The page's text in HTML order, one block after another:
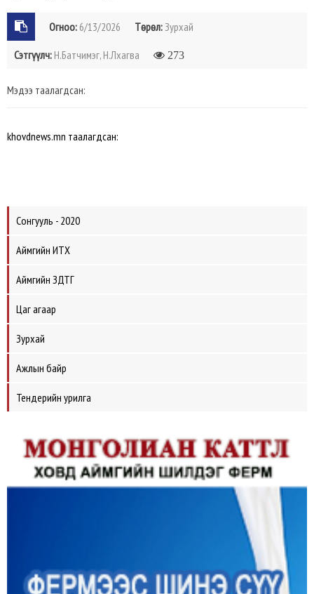
Огноо: 6/13/2026 Төрөл:Зурхай
Сэтгүүлч: Н.Батчимэг, Н.Лхагва 273
Мэдээ таалагдсан:
khovdnews.mn таалагдсан:
Сонгууль - 2020
Аймгийн ИТХ
Аймгийн ЗДТГ
Цаг агаар
Зурхай
Ажлын байр
Тендерийн урилга